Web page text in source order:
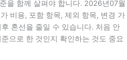
을 함께 살펴야 합니다. 2026년07월
비용, 포함 항목, 제외 항목, 변경 가
혼선을 줄일 수 있습니다. 처음 안
으로 한 것인지 확인하는 것도 중요